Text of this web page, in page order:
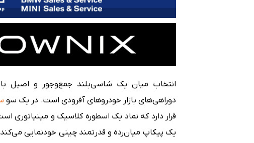
طراحی ظاهری و ابعاد؛ کلاسیک در برابر مدرن
ارزش خرید و جمع‌بندی نهایی
انتخاب میان یک شاسی‌بلند جمع‌وجور و اصیل با
دوراهی‌های بازار خودروهای آفرودی است. در یک سو
قرار دارد که نماد یک اسطوره کلاسیک و مینیاتوری
یک پیکاپ میان‌رده و قدرتمند چینی خودنمایی